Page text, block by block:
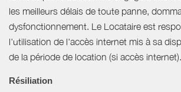
les meilleurs délais de toute panne,
dysfonctionnement. Le Locataire est
l'utilisation de l'accès internet mis à sa
de la période de location (si accès internet).
Résiliation